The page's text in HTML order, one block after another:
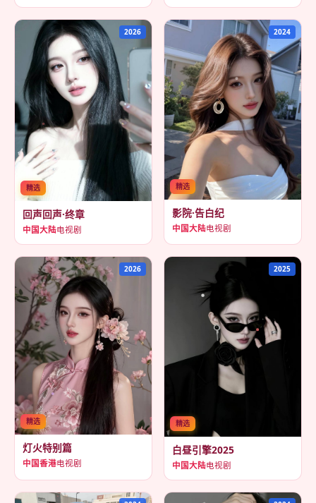
精选
2026
回声回声·终章
中国大陆电视剧
精选
2024
影院·告白纪
中国大陆电视剧
精选
2026
灯火特别篇
中国香港电视剧
精选
2025
白昼引擎2025
中国大陆电视剧